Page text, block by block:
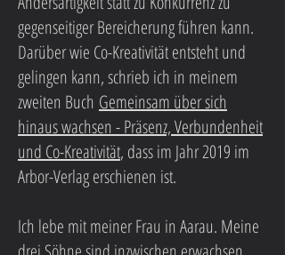
gegenseitiger Bereicherung führen kann.
Darüber wie Co-Kreativität entsteht und
gelingen kann, schrieb ich in meinem
zweiten Buch Gemeinsam über sich
hinaus wachsen - Präsenz, Verbundenheit
und Co-Kreativität, dass im Jahr 2019 im
Arbor-Verlag erschienen ist.
Ich lebe mit meiner Frau in Aarau. Meine